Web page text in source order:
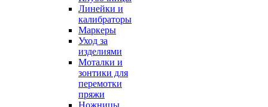
Линейки и
калибраторы
Маркеры
Уход за
изделиями
Моталки и
зонтики для
перемотки
пряжи
Ножницы